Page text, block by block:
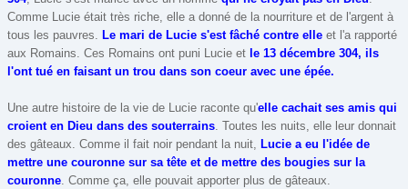
Fêtes des grands mères
Fêtes des mères
Fêtes des pères
La fête de la Saint Samain
La fête de l’avent
La Sainte Lucie
Comme Lucie était très riche, elle a donné de la nourriture et de l'argent à
tous les pauvres. Le mari de Lucie s'est fâché contre elle et l'a rapporté
aux Romains. Ces Romains ont puni Lucie et le 13 décembre 304, ils
l'ont tué en faisant un trou dans son coeur avec une épée.
Une autre histoire de la vie de Lucie raconte qu'elle cachait ses amis qui
croient en Dieu dans des souterrains. Toutes les nuits, elle leur donnait
des gâteaux. Comme il fait noir pendant la nuit, Lucie a eu l'idée de
mettre une couronne sur sa tête et de mettre des bougies sur la
couronne. Comme ça, elle pouvait apporter plus de gâteaux.